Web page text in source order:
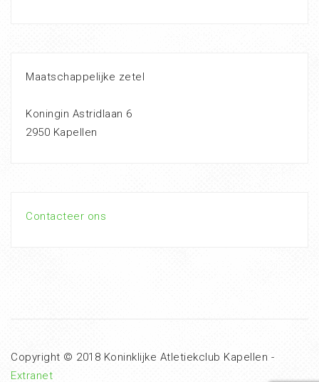
Maatschappelijke zetel
Koningin Astridlaan 6
2950 Kapellen
Contacteer ons
Copyright © 2018 Koninklijke Atletiekclub Kapellen -
Extranet